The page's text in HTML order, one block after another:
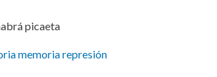
picaeta
memoriarepresión